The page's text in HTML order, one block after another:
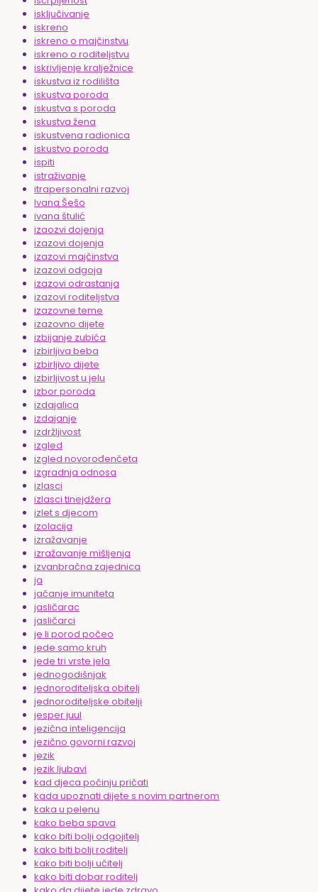
isključivanje
iskreno
iskreno o majčinstvu
iskreno o roditeljstvu
iskrivljenje kralježnice
iskustva iz rodilišta
iskustva poroda
iskustva s poroda
iskustva žena
iskustvena radionica
iskustvo poroda
ispiti
istraživanje
itrapersonalni razvoj
Ivana Šešo
ivana štulić
izaozvi dojenja
izazovi dojenja
izazovi majčinstva
izazovi odgoja
izazovi odrastanja
izazovi roditeljstva
izazovne teme
izazovno dijete
izbijanje zubića
izbirljiva beba
izbirljivo dijete
izbirljivost u jelu
izbor poroda
izdajalica
izdajanje
izdržljivost
izgled
izgled novorođenčeta
izgradnja odnosa
izlasci
izlasci tinejdžera
izlet s djecom
izolacija
izražavanje
izražavanje mišljenja
izvanbračna zajednica
ja
jačanje imuniteta
jasličarac
jasličarci
je li porod počeo
jede samo kruh
jede tri vrste jela
jednogodišnjak
jednoroditeljska obitelj
jednoroditeljske obitelji
jesper juul
jezična inteligencija
jezično govorni razvoj
jezik
jezik ljubavi
kad djeca počinju pričati
kada upoznati dijete s novim partnerom
kaka u pelenu
kako beba spava
kako biti bolji odgojitelj
kako biti bolji roditelj
kako biti bolji učitelj
kako biti dobar roditelj